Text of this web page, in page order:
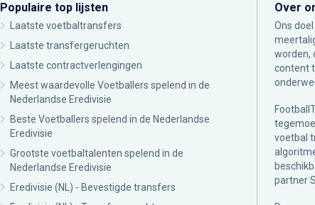
Populaire top lijsten
Laatste voetbaltransfers
Laatste transfergeruchten
Laatste contractverlengingen
Meest waardevolle Voetballers spelend in de
Nederlandse Eredivisie
Beste Voetballers spelend in de Nederlandse
Eredivisie
Grootste voetbaltalenten spelend in de
Nederlandse Eredivisie
Eredivisie (NL) - Bevestigde transfers
Over
Ons
worden,
content
voetbal
partner